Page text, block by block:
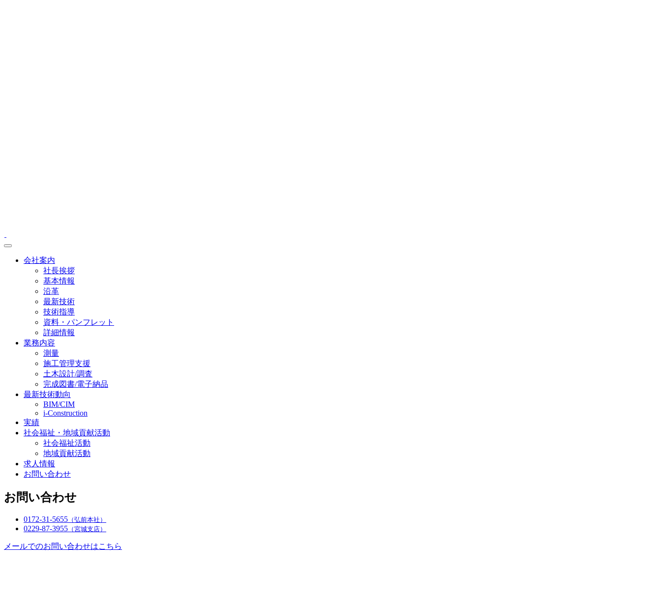
会社案内
社長挨拶
基本情報
沿革
最新技術
技術指導
資料・パンフレット
詳細情報
業務内容
測量
施工管理支援
土木設計/調査
完成図書/電子納品
最新技術動向
BIM/CIM
i-Construction
実績
社会福祉・地域貢献活動
社会福祉活動
地域貢献活動
求人情報
お問い合わせ
お問い合わせ
0172-31-5655 （弘前本社）
0229-87-3955 （宮城支店）
メールでのお問い合わせはこちら